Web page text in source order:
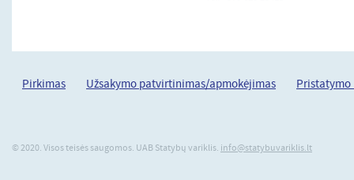
Pirkimas Užsakymo patvirtinimas/apmokėjimas Pristatymo
© 2020. Visos teisės saugomos. UAB Statybų variklis. info@statybuvariklis.lt